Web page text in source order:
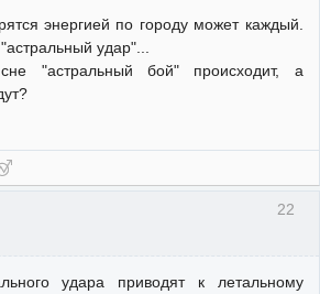
энергией по городу может каждый.
удар"...
"астральный бой" происходит, а
22
удара приводят к летальному